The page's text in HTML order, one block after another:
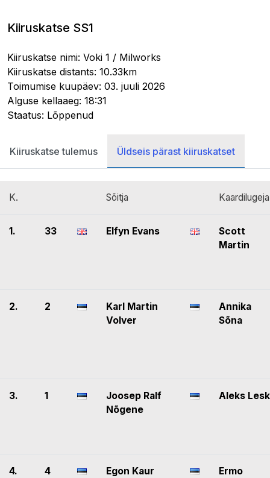
Kiiruskatse SS1
Kiiruskatse nimi: Voki 1 / Milworks
Kiiruskatse distants: 10.33km
Toimumise kuupäev: 03. juuli 2026
Alguse kellaaeg: 18:31
Staatus: Lõppenud
Kiiruskatse tulemus Üldseis pärast kiiruskatset
K. Sõitja Kaardilugeja
1. 33 Elfyn Evans
Scott
Martin
2. 2
Karl Martin
Volver
Annika
Sõna
3. 1
Joosep Ralf
Nõgene
Aleks Lesk
4. 4 Egon Kaur
Ermo